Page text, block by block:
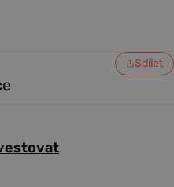
Sdílet